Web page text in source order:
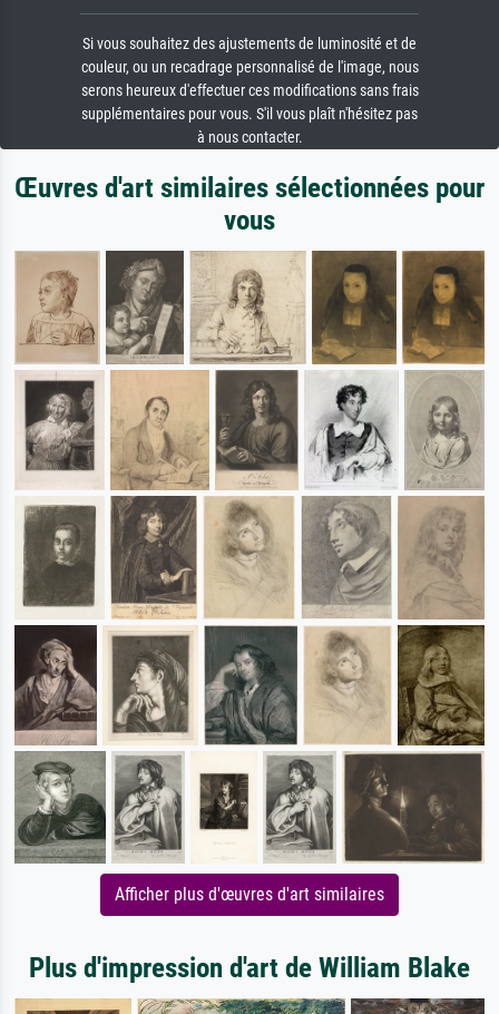
Si vous souhaitez des ajustements de luminosité et de
couleur, ou un recadrage personnalisé de l'image, nous
serons heureux d'effectuer ces modifications sans frais
supplémentaires pour vous. S'il vous plaît n'hésitez pas
à nous contacter.
Œuvres d'art similaires sélectionnées pour
vous
Afficher plus d'œuvres d'art similaires
Plus d'impression d'art de William Blake